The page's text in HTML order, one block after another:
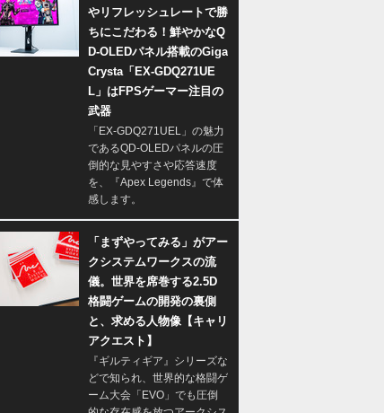
やリフレッシュレートで勝
ちにこだわる！鮮やかなQ
D-OLEDパネル搭載のGiga
Crysta「EX-GDQ271UE
L」はFPSゲーマー注目の
武器
「EX-GDQ271UEL」の魅力
であるQD-OLEDパネルの圧
倒的な見やすさや応答速度
を、『Apex Legends』で体
感します。
「まずやってみる」がアー
クシステムワークスの流
儀。世界を席巻する2.5D
格闘ゲームの開発の裏側
と、求める人物像【キャリ
アクエスト】
『ギルティギア』シリーズな
どで知られ、世界的な格闘ゲ
ーム大会「EVO」でも圧倒